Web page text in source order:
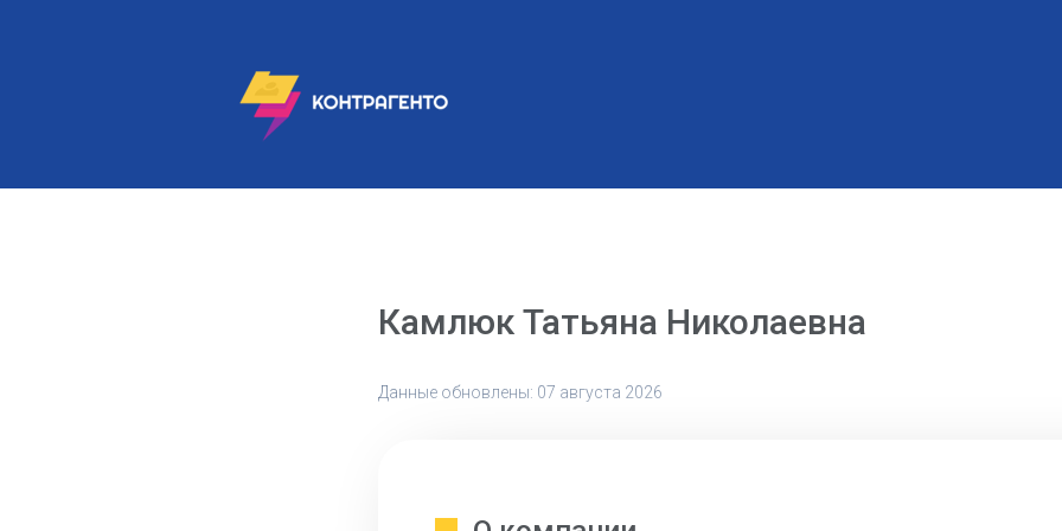
Камлюк Татьяна Николаевна
Данные обновлены: 07 августа 2026